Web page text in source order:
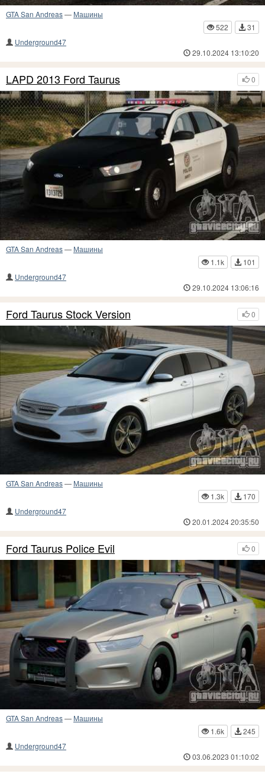
GTA San Andreas— Машины
522
31
Underground47
29.10.2024 13:10:20
0
LAPD 2013 Ford Taurus
GTA San Andreas— Машины
1.1k
101
Underground47
29.10.2024 13:06:16
0
Ford Taurus Stock Version
GTA San Andreas— Машины
1.3k
170
Underground47
20.01.2024 20:35:50
0
Ford Taurus Police Evil
GTA San Andreas— Машины
1.6k
245
Underground47
03.06.2023 01:10:02